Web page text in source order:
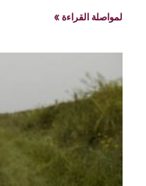
لمواصلة القراءة »